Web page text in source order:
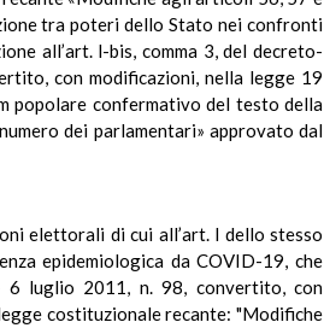
tra poteri dello Stato nei confronti
all’art. l-bis, comma 3, del decreto-
con modificazioni, nella legge 19
popolare confermativo del testo della
dei parlamentari» approvato dal
elettorali di cui all’art. l dello stesso
epidemiologica da COVID-19, che
6 luglio 2011, n. 98, convertito, con
costituzionale recante: "Modifiche